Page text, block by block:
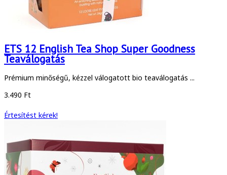
ETS 12 English Tea Shop Super Goodness
Teaválogatás
Prémium minőségű, kézzel válogatott bio teaválogatás ...
3.490 Ft
Értesítést kérek!